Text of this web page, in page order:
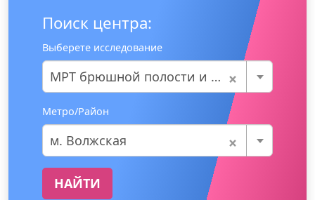
Поиск центра:
Выберете исследование
×
МРТ брюшной полости и МР-холангиография
Метро/Район
×
м. Волжская
НАЙТИ